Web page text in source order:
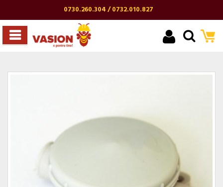
0730.260.304 / 0732.010.827